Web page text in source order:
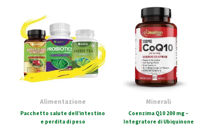
Alimentazione
Pacchetto salute dell’intestino
e perdita di peso
£51.00.
Minerali
Coenzima Q10 200 mg –
Integratore di Ubiquinone
was:
£24.50.